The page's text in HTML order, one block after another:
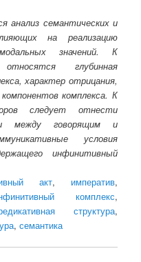
анализ семантических и
на реализацию
значений. К
глубинная
характер отрицания,
комплекса. К
следует отнести
между говорящим и
условия
инфинитивный
акт, императив,
комплекс,
структура,
,семантика